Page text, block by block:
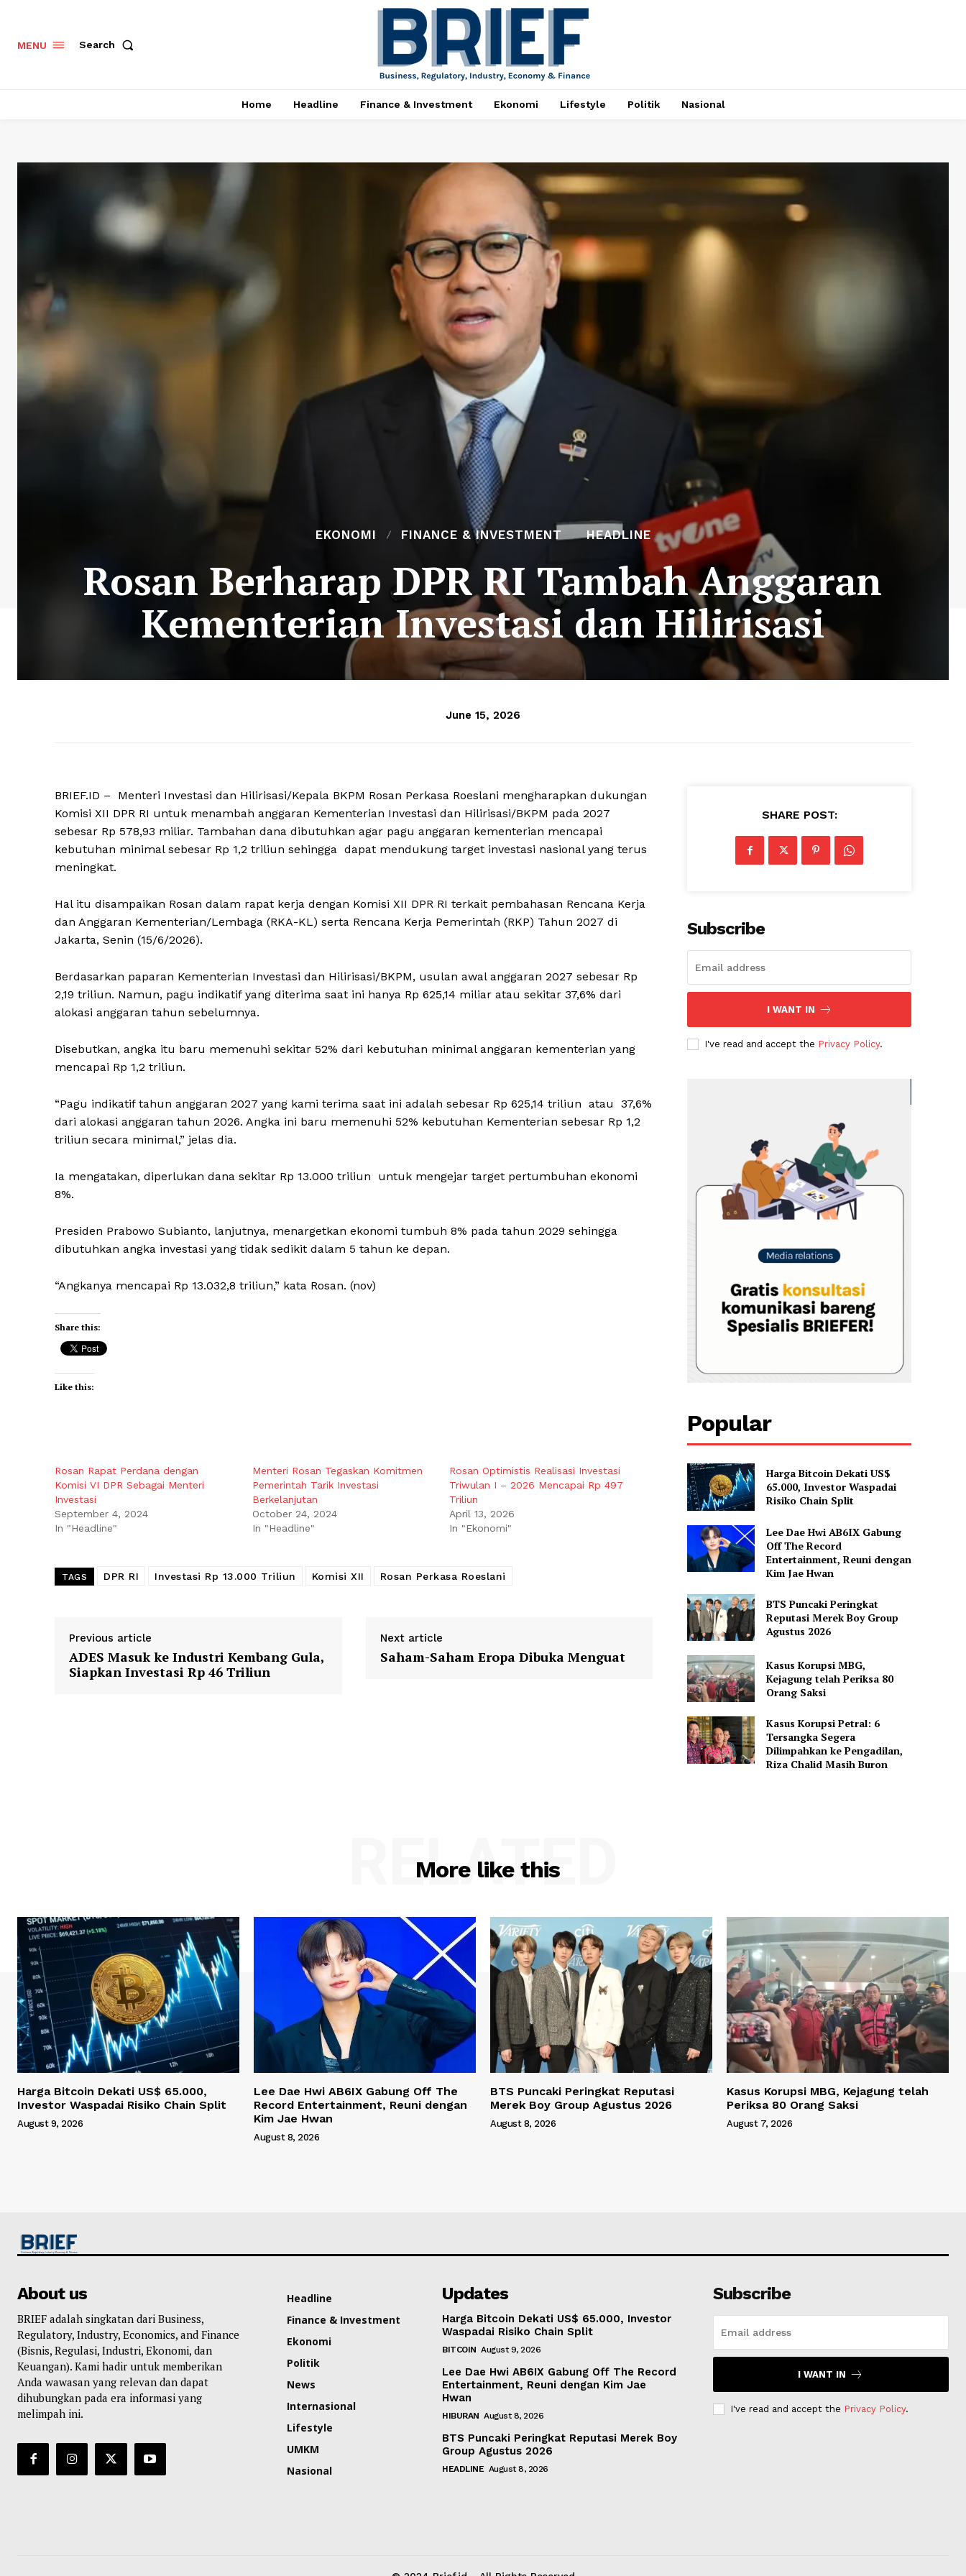
MENU Search
Home Headline Finance & Investment Ekonomi Lifestyle Politik Nasional
EKONOMI FINANCE & INVESTMENT HEADLINE
Rosan Berharap DPR RI Tambah Anggaran
Kementerian Investasi dan Hilirisasi
June 15, 2026
BRIEF.ID – Menteri Investasi dan Hilirisasi/Kepala BKPM Rosan Perkasa Roeslani mengharapkan dukungan
Komisi XII DPR RI untuk menambah anggaran Kementerian Investasi dan Hilirisasi/BKPM pada 2027
sebesar Rp 578,93 miliar. Tambahan dana dibutuhkan agar pagu anggaran kementerian mencapai
kebutuhan minimal sebesar Rp 1,2 triliun sehingga dapat mendukung target investasi nasional yang terus
meningkat.
Hal itu disampaikan Rosan dalam rapat kerja dengan Komisi XII DPR RI terkait pembahasan Rencana Kerja
dan Anggaran Kementerian/Lembaga (RKA-KL) serta Rencana Kerja Pemerintah (RKP) Tahun 2027 di
Jakarta, Senin (15/6/2026).
Berdasarkan paparan Kementerian Investasi dan Hilirisasi/BKPM, usulan awal anggaran 2027 sebesar Rp
2,19 triliun. Namun, pagu indikatif yang diterima saat ini hanya Rp 625,14 miliar atau sekitar 37,6% dari
alokasi anggaran tahun sebelumnya.
Disebutkan, angka itu baru memenuhi sekitar 52% dari kebutuhan minimal anggaran kementerian yang
mencapai Rp 1,2 triliun.
“Pagu indikatif tahun anggaran 2027 yang kami terima saat ini adalah sebesar Rp 625,14 triliun atau 37,6%
dari alokasi anggaran tahun 2026. Angka ini baru memenuhi 52% kebutuhan Kementerian sebesar Rp 1,2
triliun secara minimal,” jelas dia.
Ia mengatakan, diperlukan dana sekitar Rp 13.000 triliun untuk mengejar target pertumbuhan ekonomi
8%.
Presiden Prabowo Subianto, lanjutnya, menargetkan ekonomi tumbuh 8% pada tahun 2029 sehingga
dibutuhkan angka investasi yang tidak sedikit dalam 5 tahun ke depan.
“Angkanya mencapai Rp 13.032,8 triliun,” kata Rosan. (nov)
Share this:
Like this:
Rosan Rapat Perdana dengan
Komisi VI DPR Sebagai Menteri
Investasi
September 4, 2024
In "Headline"
Menteri Rosan Tegaskan Komitmen
Pemerintah Tarik Investasi
Berkelanjutan
October 24, 2024
In "Headline"
Rosan Optimistis Realisasi Investasi
Triwulan I – 2026 Mencapai Rp 497
Triliun
April 13, 2026
In "Ekonomi"
TAGS DPR RI Investasi Rp 13.000 Triliun Komisi XII Rosan Perkasa Roeslani
Previous article
ADES Masuk ke Industri Kembang Gula,
Siapkan Investasi Rp 46 Triliun
Next article
Saham-Saham Eropa Dibuka Menguat
SHARE POST:
Subscribe
I WANT IN
I've read and accept the Privacy Policy.
Popular
Harga Bitcoin Dekati US$
65.000, Investor Waspadai
Risiko Chain Split
Lee Dae Hwi AB6IX Gabung
Off The Record
Entertainment, Reuni dengan
Kim Jae Hwan
BTS Puncaki Peringkat
Reputasi Merek Boy Group
Agustus 2026
Kasus Korupsi MBG,
Kejagung telah Periksa 80
Orang Saksi
Kasus Korupsi Petral: 6
Tersangka Segera
Dilimpahkan ke Pengadilan,
Riza Chalid Masih Buron
More like this
RELATED
Harga Bitcoin Dekati US$ 65.000,
Investor Waspadai Risiko Chain Split
August 9, 2026
Lee Dae Hwi AB6IX Gabung Off The
Record Entertainment, Reuni dengan
Kim Jae Hwan
August 8, 2026
BTS Puncaki Peringkat Reputasi
Merek Boy Group Agustus 2026
August 8, 2026
Kasus Korupsi MBG, Kejagung telah
Periksa 80 Orang Saksi
August 7, 2026
About us
BRIEF adalah singkatan dari Business,
Regulatory, Industry, Economics, and Finance
(Bisnis, Regulasi, Industri, Ekonomi, dan
Keuangan). Kami hadir untuk memberikan
Anda wawasan yang relevan dan dapat
dihubungkan pada era informasi yang
melimpah ini.
Headline
Finance & Investment
Ekonomi
Politik
News
Internasional
Lifestyle
UMKM
Nasional
Updates
Harga Bitcoin Dekati US$ 65.000, Investor
Waspadai Risiko Chain Split
BITCOIN August 9, 2026
Lee Dae Hwi AB6IX Gabung Off The Record
Entertainment, Reuni dengan Kim Jae
Hwan
HIBURAN August 8, 2026
BTS Puncaki Peringkat Reputasi Merek Boy
Group Agustus 2026
HEADLINE August 8, 2026
Subscribe
I WANT IN
I've read and accept the Privacy Policy.